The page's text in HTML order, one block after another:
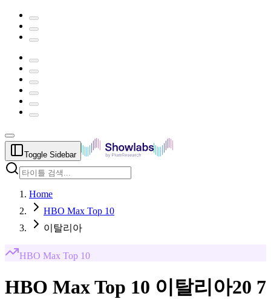
Toggle Sidebar
Home
HBO Max Top 10
이탈리아
HBO Max Top 10
HBO Max Top 10 이탈리아20 7